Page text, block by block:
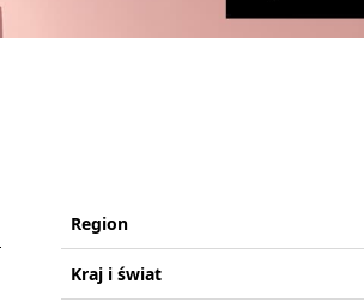
Region
Kraj i świat